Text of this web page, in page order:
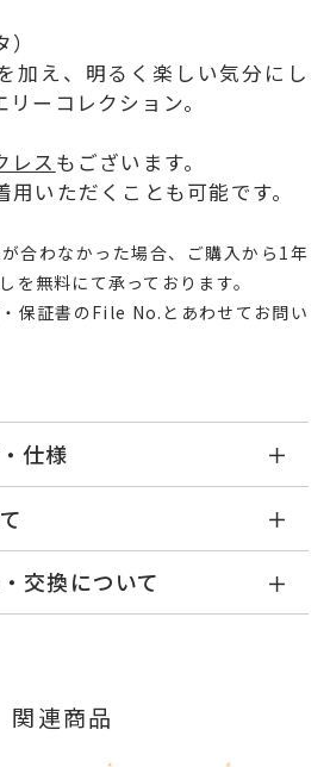
加え、明るく楽しい気分にし
ーコレクション。
レス もございます。
いただくことも可能です。
合わなかった場合、ご購入から1年
を無料にて承っております。
保証書のFile No.とあわせてお問い
仕様
ンクゴールド
ヤモンド0.20ct
ます。
確認後、以下の日程にて発送
業日以内に発送」の商品
交換について
よりご注文状況をご確認いた
関連商品